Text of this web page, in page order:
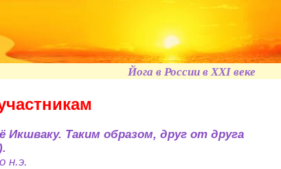
Йога в России в XXI веке
Икшваку. Таким образом, друг от друга
н.э.